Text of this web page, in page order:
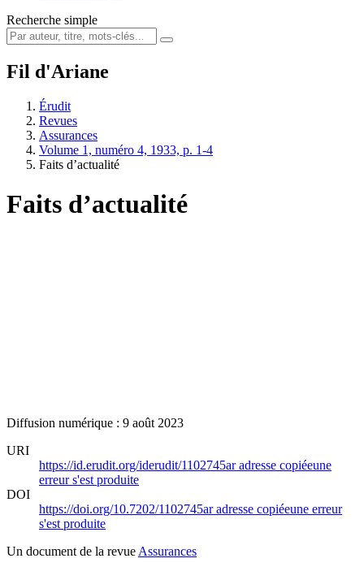
Recherche simple
Fil d'Ariane
Érudit
Revues
Assurances
Volume 1, numéro 4, 1933, p. 1-4
Faits d’actualité
Faits d’actualité
Diffusion numérique : 9 août 2023
URI
https://id.erudit.org/iderudit/1102745aradresse copiéeune
erreur s'est produite
DOI
https://doi.org/10.7202/1102745aradresse copiéeune erreur
s'est produite
Un document de la revue Assurances